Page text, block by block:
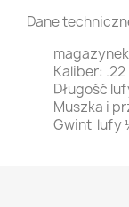
Dane
Kaliber: .22
Długość
Muszka i
Gwint lufy